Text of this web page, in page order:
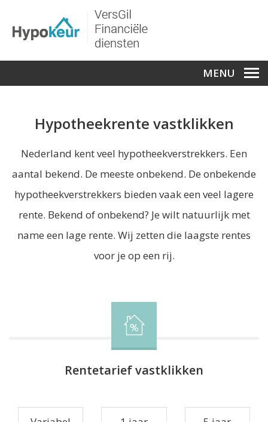
MENU
Hypotheekrente vastklikken
Nederland kent veel hypotheekverstrekkers. Een
aantal bekend. De meeste onbekend. De onbekende
hypotheekverstrekkers bieden vaak een veel lagere
rente. Bekend of onbekend? Je wilt natuurlijk met
name een lage rente. Wij zetten die laagste rentes
voor je op een rij.
Rentetarief vastklikken